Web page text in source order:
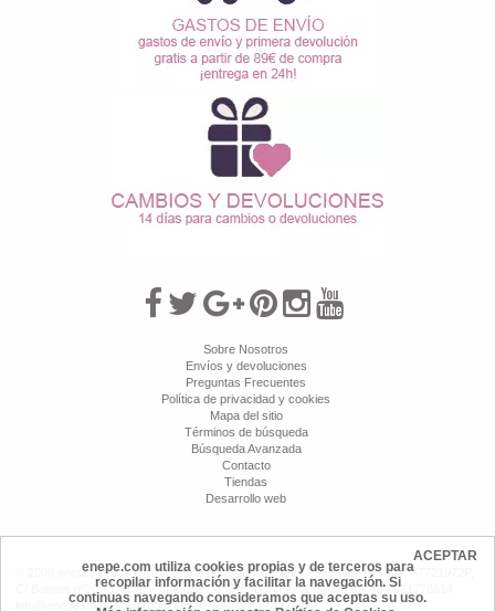
Sobre Nosotros
Envíos y devoluciones
Preguntas Frecuentes
Política de privacidad y cookies
Mapa del sitio
Términos de búsqueda
Búsqueda Avanzada
Contacto
Tiendas
Desarrollo web
© 2009 enepe. Todos los derechos reservados. Neus Peña Gómez, NIF: 47721972P,
C/ Balmes nº207, piso 1º - puerta 2ª, 08006, Barcelona, Spain, tel: +34 931778614
info@enepe.com (showroom enepe sólo con cita previa)
ACEPTAR
enepe.com utiliza cookies propias y de terceros para
recopilar información y facilitar la navegación. Si
continuas navegando consideramos que aceptas su uso.